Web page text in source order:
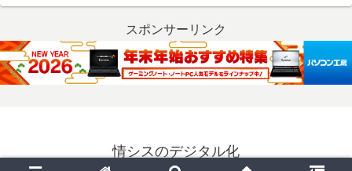
スポンサーリンク
情シスのデジタル化